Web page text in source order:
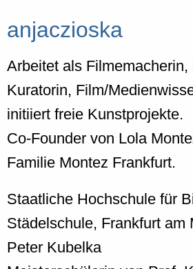
anjaczioska
Arbeitet als Filmemacherin,
Kuratorin, Film/
initiiert freie Kunstprojekte.
Co-Founder von Lola
Familie Montez Frankfurt.
Staatliche Hochschule für
Städelschule, Frankfurt am
Peter Kubelka